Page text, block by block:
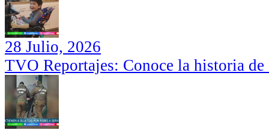
28 Julio, 2026
TVO Reportajes: Conoce la historia